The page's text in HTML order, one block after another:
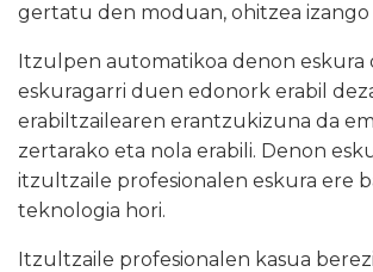
gertatu den moduan, ohitzea izango
Itzulpen automatikoa denon eskura
eskuragarri duen edonork erabil
erabiltzailearen erantzukizuna da
zertarako eta nola erabili. Denon
itzultzaile profesionalen eskura ere
teknologia hori.
Itzultzaile profesionalen kasua